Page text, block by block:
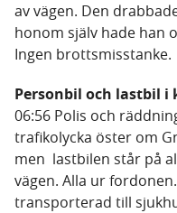
av vägen. Den
honom själv hade han
Ingen brottsmisstanke.
Personbil och lastbil i
06:56 Polis och
trafikolycka öster om
men lastbilen står på
vägen. Alla ur
transporterad till